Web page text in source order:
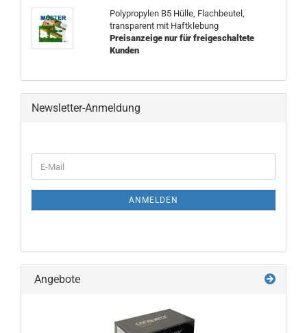
Polypropylen B5 Hülle, Flachbeutel,
transparent mit Haftklebung
Preisanzeige nur für freigeschaltete
Kunden
Newsletter-Anmeldung
ZUR
E-
Mail
ANMELDEN
Angebote